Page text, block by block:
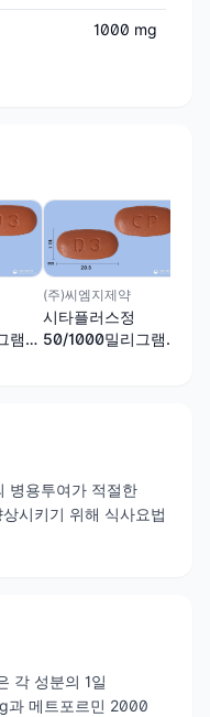
1000 mg
램
(주)씨엠지제약
시타플러스정
50/1000밀리그램
병용투여가 적절한
시키기 위해 식사요법
각 성분의 1일
과 메트포르민 2000